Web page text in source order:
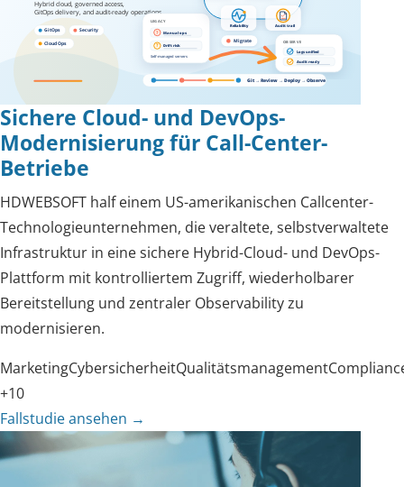
Sichere Cloud- und DevOps-
Modernisierung für Call-Center-
Betriebe
HDWEBSOFT half einem US-amerikanischen Callcenter-
Technologieunternehmen, die veraltete, selbstverwaltete
Infrastruktur in eine sichere Hybrid-Cloud- und DevOps-
Plattform mit kontrolliertem Zugriff, wiederholbarer
Bereitstellung und zentraler Observability zu
modernisieren.
MarketingCybersicherheitQualitätsmanagement
+10
Fallstudie ansehen →